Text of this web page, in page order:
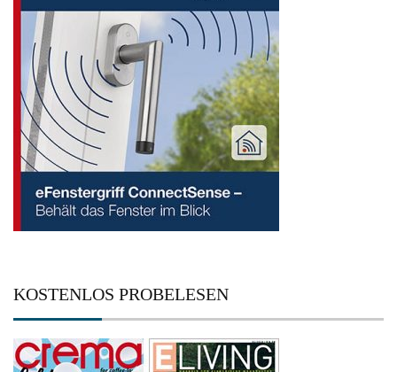
Search
for:
KOSTENLOS PROBELESEN